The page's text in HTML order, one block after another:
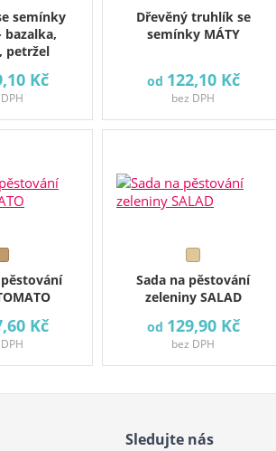
semínky
bazalka,
petržel
Kč
Dřevěný truhlík se
semínky MÁTY
od 122,10 Kč
bez DPH
Kč
Sada na pěstování
zeleniny SALAD
od 129,90 Kč
bez DPH
Sledujte nás